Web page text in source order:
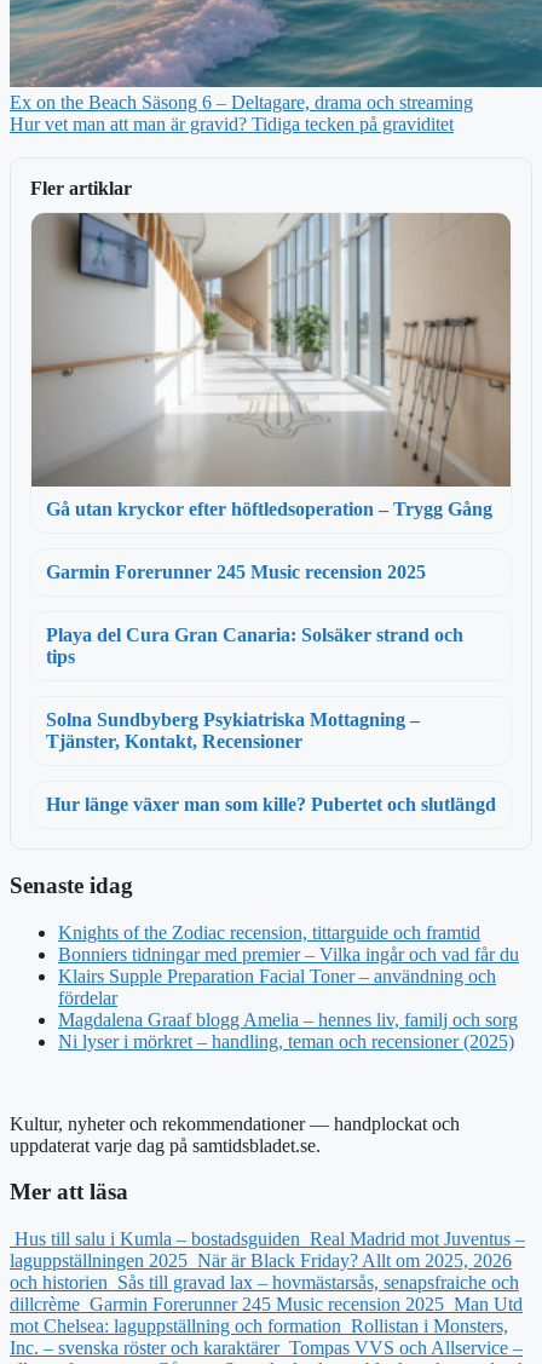
Ex on the Beach Säsong 6 – Deltagare, drama och streaming
Hur vet man att man är gravid? Tidiga tecken på graviditet
Fler artiklar
Gå utan kryckor efter höftledsoperation – Trygg Gång
Garmin Forerunner 245 Music recension 2025
Playa del Cura Gran Canaria: Solsäker strand och
tips
Solna Sundbyberg Psykiatriska Mottagning –
Tjänster, Kontakt, Recensioner
Hur länge växer man som kille? Pubertet och slutlängd
Senaste idag
Knights of the Zodiac recension, tittarguide och framtid
Bonniers tidningar med premier – Vilka ingår och vad får du
Klairs Supple Preparation Facial Toner – användning och
fördelar
Magdalena Graaf blogg Amelia – hennes liv, familj och sorg
Ni lyser i mörkret – handling, teman och recensioner (2025)
Kultur, nyheter och rekommendationer — handplockat och
uppdaterat varje dag på samtidsbladet.se.
Mer att läsa
Hus till salu i Kumla – bostadsguiden Real Madrid mot Juventus –
laguppställningen 2025 När är Black Friday? Allt om 2025, 2026
och historien Sås till gravad lax – hovmästarsås, senapsfraiche och
dillcrème Garmin Forerunner 245 Music recension 2025 Man Utd
mot Chelsea: laguppställning och formation Rollistan i Monsters,
Inc. – svenska röster och karaktärer Tompas VVS och Allservice –